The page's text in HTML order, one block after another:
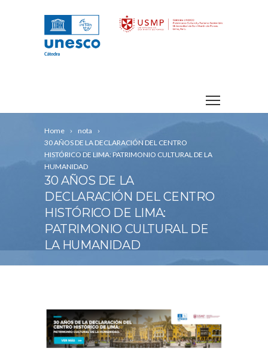
Home
nota
30 AÑOS DE LA DECLARACIÓN DEL CENTRO
HISTÓRICO DE LIMA: PATRIMONIO CULTURAL DE LA
HUMANIDAD
30 AÑOS DE LA
DECLARACIÓN DEL CENTRO
HISTÓRICO DE LIMA:
PATRIMONIO CULTURAL DE
LA HUMANIDAD